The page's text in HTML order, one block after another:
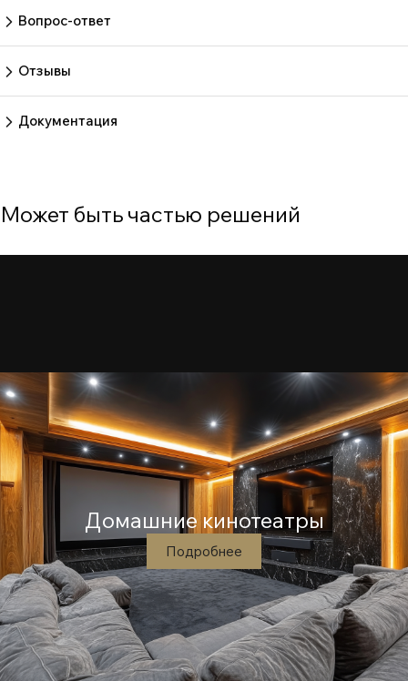
Вопрос-ответ
Отзывы
Документация
Может быть частью решений
Домашние кинотеатры
Подробнее